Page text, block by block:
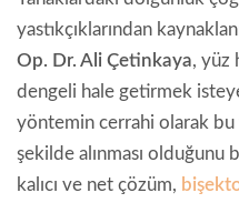
yastıkçıklarından
Op. Dr. Ali Çetinkaya, yüz
dengeli hale getirmek
yöntemin cerrahi olarak
şekilde alınması
kalıcı ve net çözüm,